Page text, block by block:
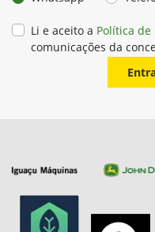
Li e aceito a Política de
comunicações da